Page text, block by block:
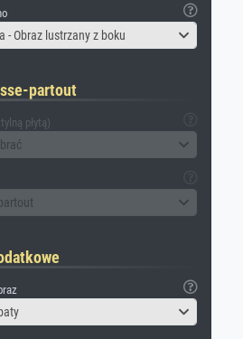
- Obraz lustrzany z boku
partout
płytą)